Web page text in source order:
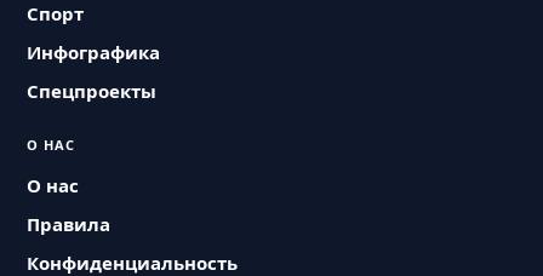
Спорт
Инфографика
Спецпроекты
О НАС
О нас
Правила
Конфиденциальность